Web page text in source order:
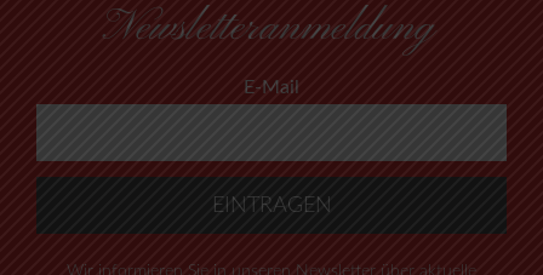
Newsletteranmeldung
E-Mail
Wir informieren Sie in unseren Newsletter über aktuelle